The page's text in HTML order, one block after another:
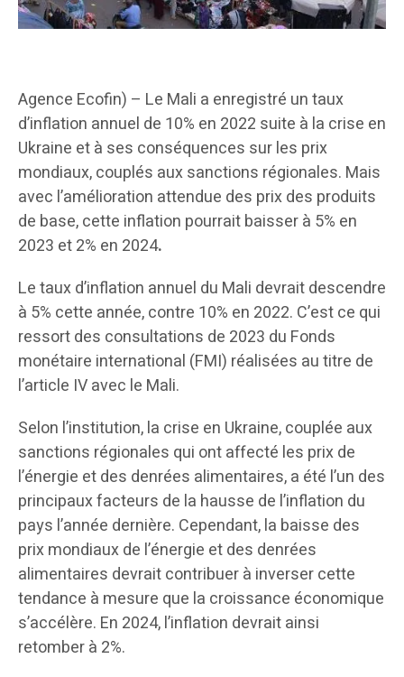
Agence Ecofin) – Le Mali a enregistré un taux
d’inflation annuel de 10% en 2022 suite à la crise en
Ukraine et à ses conséquences sur les prix
mondiaux, couplés aux sanctions régionales. Mais
avec l’amélioration attendue des prix des produits
de base, cette inflation pourrait baisser à 5% en
2023 et 2% en 2024.
Le taux d’inflation annuel du Mali devrait descendre
à 5% cette année, contre 10% en 2022. C’est ce qui
ressort des consultations de 2023 du Fonds
monétaire international (FMI) réalisées au titre de
l’article IV avec le Mali.
Selon l’institution, la crise en Ukraine, couplée aux
sanctions régionales qui ont affecté les prix de
l’énergie et des denrées alimentaires, a été l’un des
principaux facteurs de la hausse de l’inflation du
pays l’année dernière. Cependant, la baisse des
prix mondiaux de l’énergie et des denrées
alimentaires devrait contribuer à inverser cette
tendance à mesure que la croissance économique
s’accélère. En 2024, l’inflation devrait ainsi
retomber à 2%.